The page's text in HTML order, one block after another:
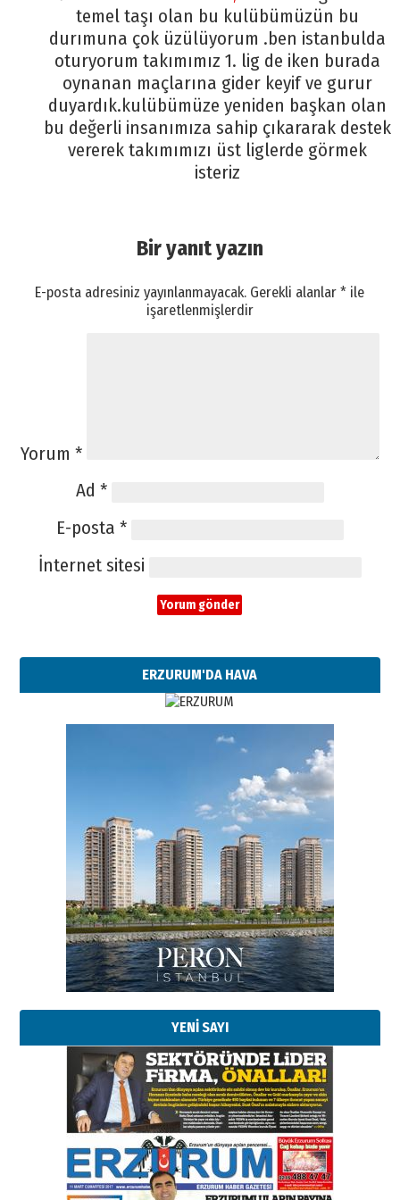
temel taşı olan bu kulübümüzün bu
durımuna çok üzülüyorum .ben istanbulda
oturyorum takımımız 1. lig de iken burada
oynanan maçlarına gider keyif ve gurur
duyardık.kulübümüze yeniden başkan olan
bu değerli insanımıza sahip çıkararak destek
vererek takımımızı üst liglerde görmek
isteriz
Bir yanıt yazın
E-posta adresiniz yayınlanmayacak. Gerekli alanlar* ile
işaretlenmişlerdir
Yorum *
Ad *
E-posta *
İnternet sitesi
ERZURUM'DA HAVA
YENİ SAYI
Esat BİNDESEN
Başkan Sekmen’den Erzurum’a
bir vizyon proje daha!
02 Ağustos 2026 Pazar
Kadir SABUNCUOĞLU
Erzurumspor’un köşe taşları
29 Haziran 2026 Pazartesi
Kenan GÜLERCİ
Murat Şahsuvaroğlu ERKON’da
çıtayı yukarı taşırken,
yönetimdekiler aşağı
çekmemeli!
17 Şubat 2026 SalıOrhan BOZKURT
Bir fotoğraf, bir şehir, bir
gazeteci… Dizginler kimin